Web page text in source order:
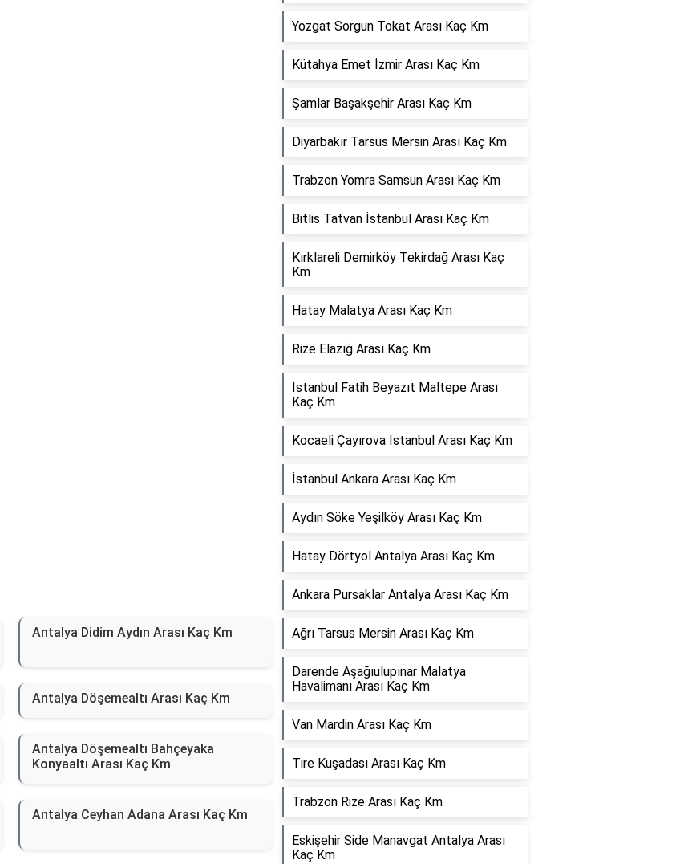
Antalya Didim Aydın Arası Kaç Km
Antalya Döşemealtı Arası Kaç Km
Antalya Döşemealtı Bahçeyaka
Konyaaltı Arası Kaç Km
Antalya Ceyhan Adana Arası Kaç Km
Yozgat Sorgun Tokat Arası Kaç Km
Kütahya Emet İzmir Arası Kaç Km
Şamlar Başakşehir Arası Kaç Km
Diyarbakır Tarsus Mersin Arası Kaç Km
Trabzon Yomra Samsun Arası Kaç Km
Bitlis Tatvan İstanbul Arası Kaç Km
Kırklareli Demirköy Tekirdağ Arası Kaç
Km
Hatay Malatya Arası Kaç Km
Rize Elazığ Arası Kaç Km
İstanbul Fatih Beyazıt Maltepe Arası
Kaç Km
Kocaeli Çayırova İstanbul Arası Kaç Km
İstanbul Ankara Arası Kaç Km
Aydın Söke Yeşilköy Arası Kaç Km
Hatay Dörtyol Antalya Arası Kaç Km
Ankara Pursaklar Antalya Arası Kaç Km
Ağrı Tarsus Mersin Arası Kaç Km
Darende Aşağıulupınar Malatya
Havalimanı Arası Kaç Km
Van Mardin Arası Kaç Km
Tire Kuşadası Arası Kaç Km
Trabzon Rize Arası Kaç Km
Eskişehir Side Manavgat Antalya Arası
Kaç Km